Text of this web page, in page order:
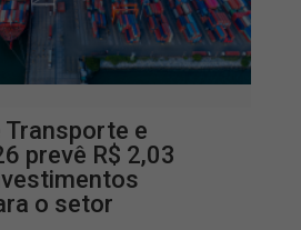
Transporte e
prevê R$ 2,03
o setor